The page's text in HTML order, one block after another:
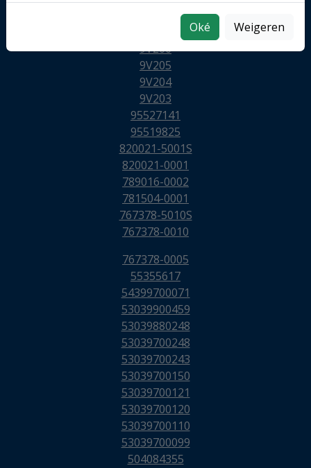
Oké Weigeren
9V206
9V205
9V204
9V203
95527141
95519825
820021-5001S
820021-0001
789016-0002
781504-0001
767378-5010S
767378-0010
767378-0005
55355617
54399700071
53039900459
53039880248
53039700248
53039700243
53039700150
53039700121
53039700120
53039700110
53039700099
504084355